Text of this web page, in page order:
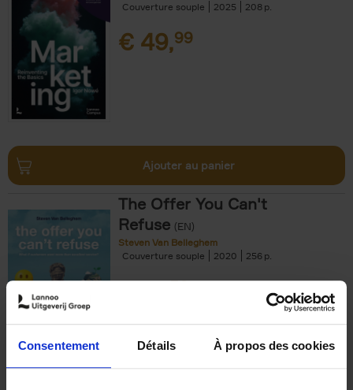
Consentement Détails À propos des cookies
Couverture souple
2025 208
€ 49,99
Ajouter au panier
The Offer You Can't
Refuse (EN)
Steven Van Belleghem
Couverture souple
2020 256
€37,50